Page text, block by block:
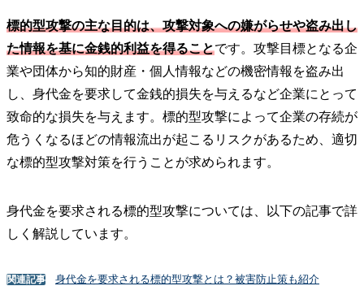
標的型攻撃の主な目的は、攻撃対象への嫌がらせや盗み出し
た情報を基に金銭的利益を得ることです。攻撃目標となる企
業や団体から知的財産・個人情報などの機密情報を盗み出
し、身代金を要求して金銭的損失を与えるなど企業にとって
致命的な損失を与えます。標的型攻撃によって企業の存続が
危うくなるほどの情報流出が起こるリスクがあるため、適切
な標的型攻撃対策を行うことが求められます。
身代金を要求される標的型攻撃については、以下の記事で詳
しく解説しています。
関連記事 身代金を要求される標的型攻撃とは？被害防止策も紹介